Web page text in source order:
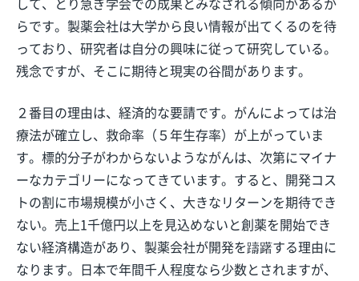
らです。製薬会社は大学から良い情報が出てくるのを待
っており、研究者は自分の興味に従って研究している。
残念ですが、そこに期待と現実の谷間があります。
２番目の理由は、経済的な要請です。がんによっては治
療法が確立し、救命率（５年生存率）が上がっていま
す。標的分子がわからないようながんは、次第にマイナ
ーなカテゴリーになってきています。すると、開発コス
トの割に市場規模が小さく、大きなリターンを期待でき
ない。売上1千億円以上を見込めないと創薬を開始でき
ない経済構造があり、製薬会社が開発を躊躇する理由に
なります。日本で年間千人程度なら少数とされますが、